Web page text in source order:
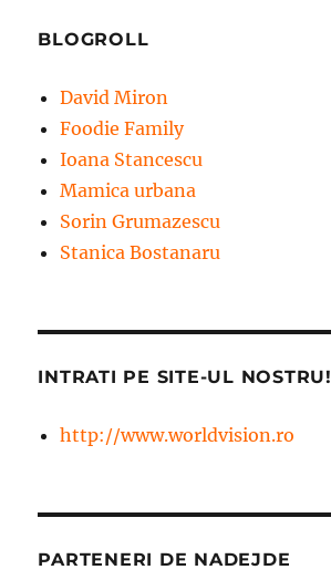
BLOGROLL
David Miron
Foodie Family
Ioana Stancescu
Mamica urbana
Sorin Grumazescu
Stanica Bostanaru
INTRATI PE SITE-UL NOSTRU!
http://www.worldvision.ro
PARTENERI DE NADEJDE